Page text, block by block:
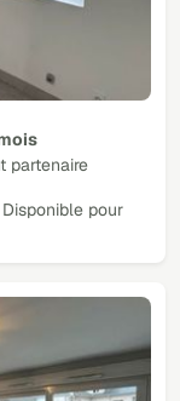
partenaire
pour